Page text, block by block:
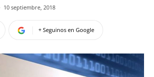
10 septiembre, 2018
+ Seguinos en Google